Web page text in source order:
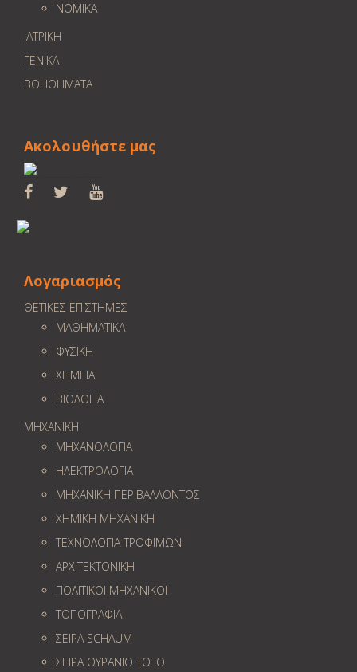
ΝΟΜΙΚΑ
ΙΑΤΡΙΚΗ
ΓΕΝΙΚΑ
ΒΟΗΘΗΜΑΤΑ
Ακολουθήστε μας
Λογαριασμός
ΘΕΤΙΚΕΣ ΕΠΙΣΤΗΜΕΣ
ΜΑΘΗΜΑΤΙΚΑ
ΦΥΣΙΚΗ
ΧΗΜΕΙΑ
ΒΙΟΛΟΓΙΑ
ΜΗΧΑΝΙΚΗ
ΜΗΧΑΝΟΛΟΓΙΑ
ΗΛΕΚΤΡΟΛΟΓΙΑ
ΜΗΧΑΝΙΚΗ ΠΕΡΙΒΑΛΛΟΝΤΟΣ
ΧΗΜΙΚΗ ΜΗΧΑΝΙΚΗ
ΤΕΧΝΟΛΟΓΙΑ ΤΡΟΦΙΜΩΝ
ΑΡΧΙΤΕΚΤΟΝΙΚΗ
ΠΟΛΙΤΙΚΟΙ ΜΗΧΑΝΙΚΟΙ
ΤΟΠΟΓΡΑΦΙΑ
ΣΕΙΡΑ SCHAUM
ΣΕΙΡΑ ΟΥΡΑΝΙΟ ΤΟΞΟ